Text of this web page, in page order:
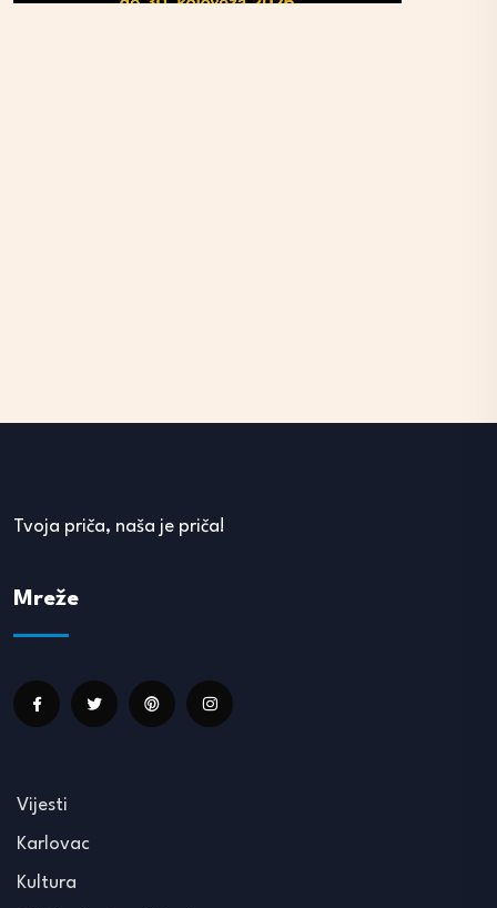
Tvoja priča, naša je priča!
Mreže
Vijesti
Karlovac
Kultura